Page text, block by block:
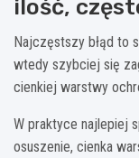
ilość,
Najczęstszy błąd to
wtedy szybciej się
cienkiej warstwy
W praktyce najlepiej
osuszenie, cienka